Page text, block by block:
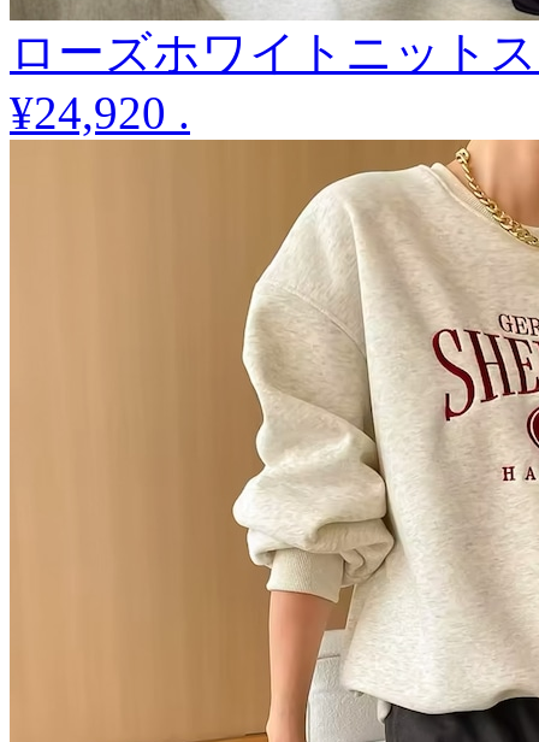
ローズホワイトニット
¥24,920 .